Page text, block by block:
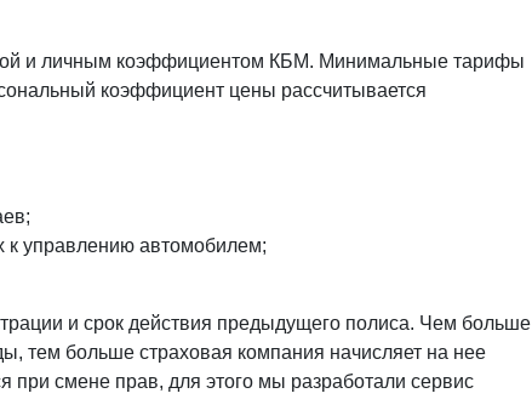
и личным коэффициентом КБМ. Минимальные тарифы
коэффициент цены рассчитывается
к управлению автомобилем;
и срок действия предыдущего полиса. Чем больше
тем больше страховая компания начисляет на нее
при смене прав, для этого мы разработали сервис